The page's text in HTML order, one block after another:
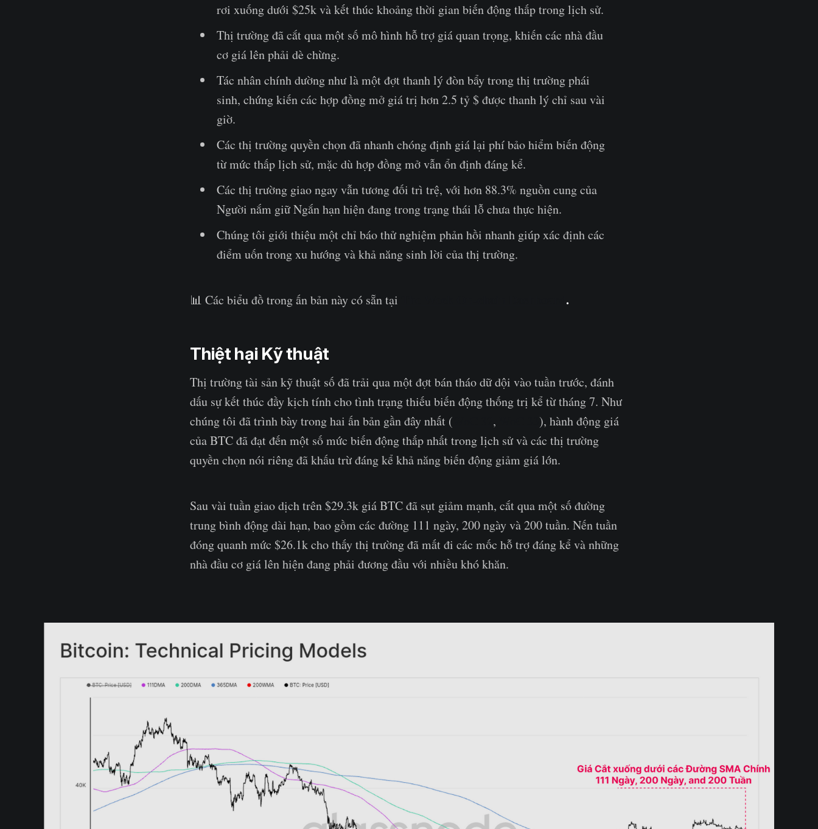
rơi xuống dưới $25k và kết thúc khoảng thời gian biến động thấp trong lịch sử.
Thị trường đã cắt qua một số mô hình hỗ trợ giá quan trọng, khiến các nhà đầu
cơ giá lên phải dè chừng.
Tác nhân chính dường như là một đợt thanh lý đòn bẩy trong thị trường phái
sinh, chứng kiến các hợp đồng mở giá trị hơn 2.5 tỷ $ được thanh lý chỉ sau vài
giờ.
Các thị trường quyền chọn đã nhanh chóng định giá lại phí bảo hiểm biến động
từ mức thấp lịch sử, mặc dù hợp đồng mở vẫn ổn định đáng kể.
Các thị trường giao ngay vẫn tương đối trì trệ, với hơn 88.3% nguồn cung của
Người nắm giữ Ngắn hạn hiện đang trong trạng thái lỗ chưa thực hiện.
Chúng tôi giới thiệu một chỉ báo thử nghiệm phản hồi nhanh giúp xác định các
điểm uốn trong xu hướng và khả năng sinh lời của thị trường.
📊 Các biểu đồ trong ấn bản này có sẵn tại .
Thiệt hại Kỹ thuật
Thị trường tài sản kỹ thuật số đã trải qua một đợt bán tháo dữ dội vào tuần trước, đánh
dấu sự kết thúc đầy kịch tính cho tình trạng thiếu biến động thống trị kể từ tháng 7. Như
chúng tôi đã trình bày trong hai ấn bản gần đây nhất (
,
), hành động giá
của BTC đã đạt đến một số mức biến động thấp nhất trong lịch sử và các thị trường
quyền chọn nói riêng đã khấu trừ đáng kể khả năng biến động giảm giá lớn.
Sau vài tuần giao dịch trên $29.3k giá BTC đã sụt giảm mạnh, cắt qua một số đường
trung bình động dài hạn, bao gồm các đường 111 ngày, 200 ngày và 200 tuần. Nến tuần
đóng quanh mức $26.1k cho thấy thị trường đã mất đi các mốc hỗ trợ đáng kể và những
nhà đầu cơ giá lên hiện đang phải đương đầu với nhiều khó khăn.